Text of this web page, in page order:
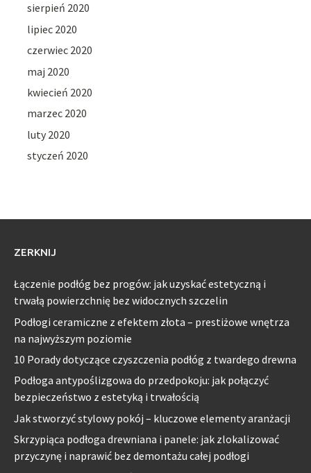
sierpień 2020
lipiec 2020
czerwiec 2020
maj 2020
kwiecień 2020
marzec 2020
luty 2020
styczeń 2020
ZERKNIJ
Łączenie podłóg bez progów: jak uzyskać estetyczną i
trwałą powierzchnię bez widocznych szczelin
Podłogi ceramiczne z efektem złota – prestiżowe wnętrza
na najwyższym poziomie
10 Porady dotyczące czyszczenia podłóg z twardego drewna
Podłoga antypoślizgowa do przedpokoju: jak połączyć
bezpieczeństwo z estetyką i trwałością
Jak stworzyć stylowy pokój – kluczowe elementy aranżacji
Skrzypiąca podłoga drewniana i panele: jak zlokalizować
przyczynę i naprawić bez demontażu całej podłogi